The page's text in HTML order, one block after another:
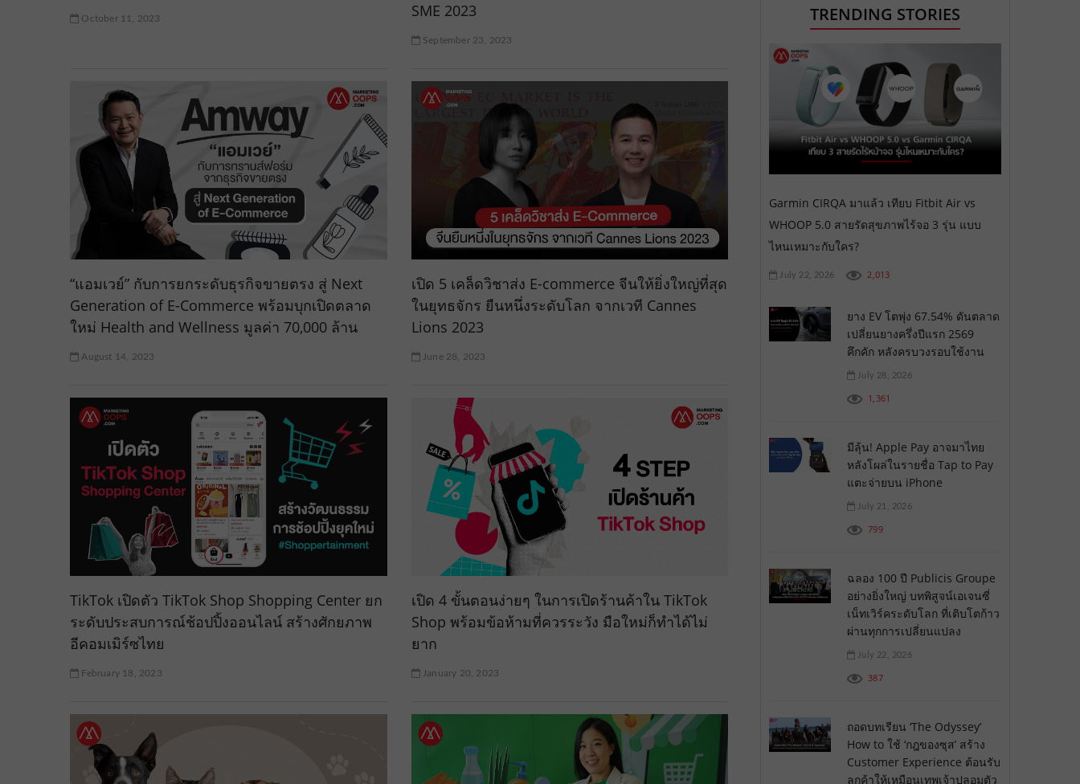
October 11, 2023
SME 2023
September 23, 2023
“แอมเวย์” กับการยกระดับธุรกิจขายตรง สู่ Next
Generation of E-Commerce พร้อมบุกเปิดตลาด
ใหม่ Health and Wellness มูลค่า 70,000 ล้าน
August 14, 2023
เปิด 5 เคล็ดวิชาส่ง E-commerce จีนให้ยิ่งใหญ่ที่สุด
ในยุทธจักร ยืนหนึ่งระดับโลก จากเวที Cannes
Lions 2023
June 28, 2023
TikTok เปิดตัว TikTok Shop Shopping Center ยก
ระดับประสบการณ์ช้อปปิ้งออนไลน์ สร้างศักยภาพ
อีคอมเมิร์ซไทย
February 18, 2023
เปิด 4 ขั้นตอนง่ายๆ ในการเปิดร้านค้าใน TikTok
Shop พร้อมข้อห้ามที่ควรระวัง มือใหม่ก็ทำได้ไม่
ยาก
January 20, 2023
TRENDING STORIES
Garmin CIRQA มาแล้ว เทียบ Fitbit Air vs
WHOOP 5.0 สายรัดสุขภาพไร้จอ 3 รุ่น แบบ
ไหนเหมาะกับใคร?
July 22, 2026 2,013
ยาง EV โตพุ่ง 67.54% ดันตลาด
เปลี่ยนยางครึ่งปีแรก 2569
คึกคัก หลังครบวงรอบใช้งาน
July 28, 2026
1,361
มีลุ้น! Apple Pay อาจมาไทย
หลังโผล่ในรายชื่อ Tap to Pay
แตะจ่ายบน iPhone
July 21, 2026
799
ฉลอง 100 ปี Publicis Groupe
อย่างยิ่งใหญ่ บทพิสูจน์เอเจนซี่
เน็ทเวิร์คระดับโลก ที่เติบโตก้าว
ผ่านทุกการเปลี่ยนแปลง
July 22, 2026
387
ถอดบทเรียน ‘The Odyssey’
How to ใช้ ‘กฎของซุส’ สร้าง
Customer Experience ต้อนรับ
ลูกค้าให้เหมือนเทพเจ้าปลอมตัว